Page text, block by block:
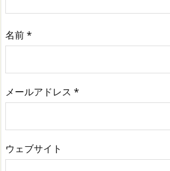
名前*
メールアドレス *
ウェブサイト